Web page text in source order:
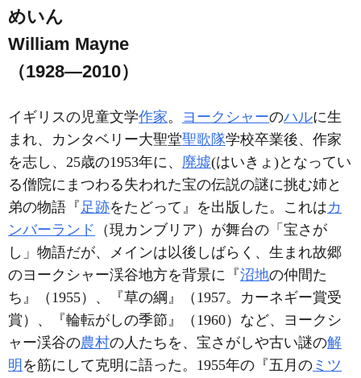
めいん
William Mayne
（1928―2010）
イギリスの児童文学作家。 ヨークシャーのハルに生
まれ、カンタベリー大聖堂聖歌隊学校卒業後、作家
を志し、25歳の1953年に、 廃墟(はいきょ)となってい
る僧院にまつわる失われた宝の伝説の謎に挑む姉と
弟の物語『 足跡をたどって』を出版した。これはカ
ンバーランド （現カンブリア）が舞台の「宝さが
し」物語だが、メインは以後しばらく、生まれ故郷
のヨークシャー渓谷地方を背景に『沼地の仲間た
ち』（1955）、『草の綱』（1957。カーネギー賞受
賞）、『輪転がしの季節』（1960）など、ヨークシ
ャー渓谷の農村の人たちを、宝さがしや古い謎の解
明 を筋にして克明に語った。1955年の『五月の ミツ